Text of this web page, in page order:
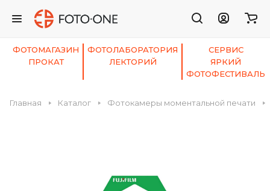
ФОТОМАГАЗИН ФОТОЛАБОРАТОРИЯ
СЕРВИС
ПРОКАТ
ЛЕКТОРИЙ
ЯРКИЙ
ФОТОФЕСТИВАЛЬ
Главная Каталог Фотокамеры моментальной печати